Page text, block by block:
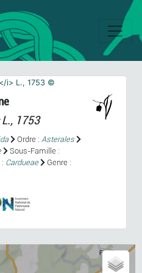
L., 1753
Ordre : Asterales
Sous-Famille :
Cardueae
Genre :